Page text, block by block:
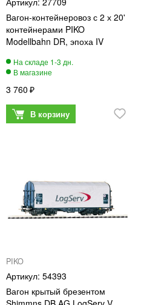
Вагон-контейнеровоз с 2 х 20'
контейнерами PIKO
Modellbahn DR, эпоха IV
3 760
PIKO
54393
Вагон крытый брезентом